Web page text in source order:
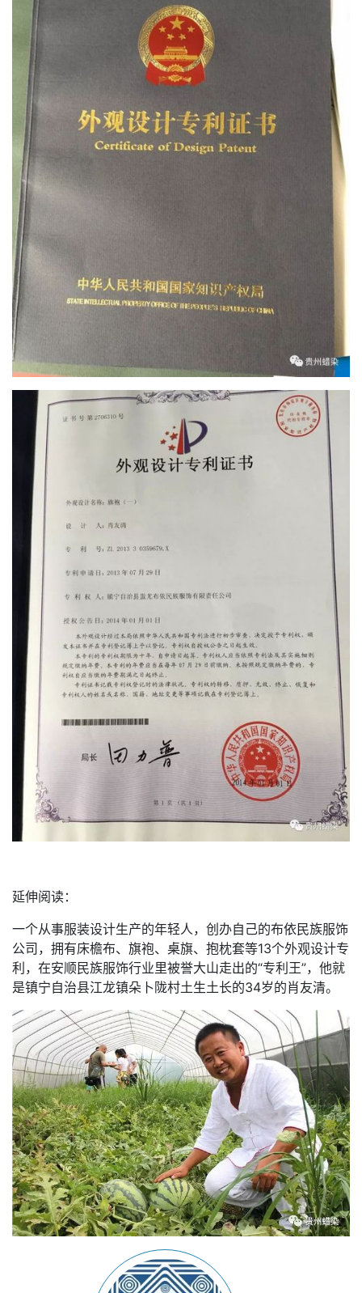
延伸阅读：
一个从事服装设计生产的年轻人，创办自己的布依民族服饰
公司，拥有床檐布、旗袍、桌旗、抱枕套等13个外观设计专
利，在安顺民族服饰行业里被誉大山走出的“专利王”，他就
是镇宁自治县江龙镇朵卜陇村土生土长的34岁的肖友清。